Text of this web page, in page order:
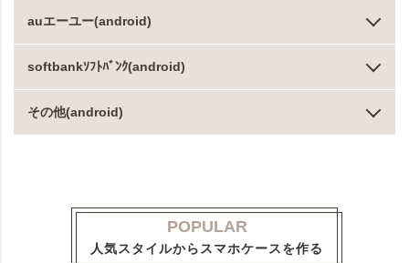
auエーユー(android)
softbankｿﾌﾄﾊﾞﾝｸ(android)
その他(android)
POPULAR
人気スタイルからスマホケースを作る